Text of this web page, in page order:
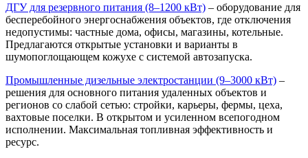
ДГУ для резервного питания (8–1200 кВт) – оборудование для
бесперебойного энергоснабжения объектов, где отключения
недопустимы: частные дома, офисы, магазины, котельные.
Предлагаются открытые установки и варианты в
шумопоглощающем кожухе с системой автозапуска.
Промышленные дизельные электростанции (9–3000 кВт) –
решения для основного питания удаленных объектов и
регионов со слабой сетью: стройки, карьеры, фермы, цеха,
вахтовые поселки. В открытом и усиленном всепогодном
исполнении. Максимальная топливная эффективность и
ресурс.